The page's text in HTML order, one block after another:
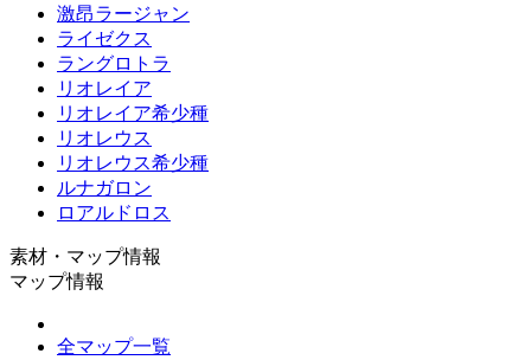
激昂ラージャン
ライゼクス
ラングロトラ
リオレイア
リオレイア希少種
リオレウス
リオレウス希少種
ルナガロン
ロアルドロス
素材・マップ情報
マップ情報
全マップ一覧